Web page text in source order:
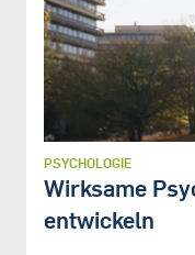
PSYCHOLOGIE
Wirksame
entwickeln